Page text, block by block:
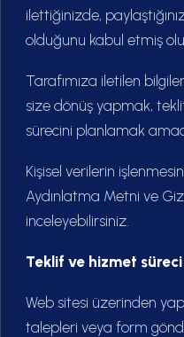
ilettiğinizde,
olduğunu kabul etmiş
Tarafımıza iletilen
size dönüş yapmak,
sürecini planlamak
Kişisel verilerin
Aydınlatma Metni ve
inceleyebilirsiniz.
Teklif ve hizmet süreci
Web sitesi üzerinden
talepleri veya form